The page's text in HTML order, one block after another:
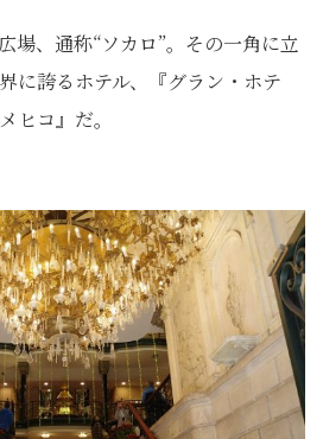
場、通称“ソカロ”。その一角に立
に誇るホテル、『グラン・ホテ
ヒコ』だ。